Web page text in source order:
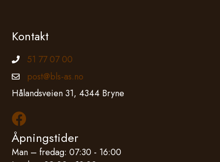
Kontakt
Telefonnummer
51 77 07 00
Epostadresse
post@bls-as.no
Hålandsveien 31, 4344 Bryne
Les mer om oss på Facebook
Åpningstider
Man – fredag: 07:30 - 16:00